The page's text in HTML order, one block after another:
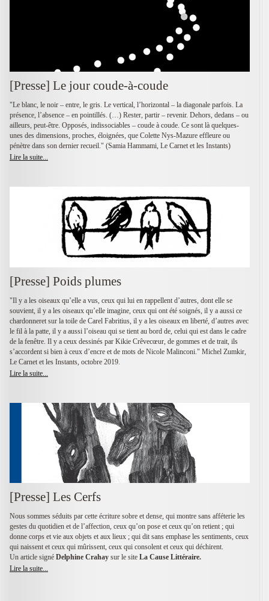
[Presse] Le jour coude-à-coude
"Le blanc, le noir – entre, le gris. Le vertical, l’horizontal – la diagonale parfois. La
présence, l’absence – en pointillés. (…) Rester, partir – revenir. Dehors, dedans – ou
ailleurs, peut-être. Opposés, indissociables – coude à coude. Ce sont là quelques-
unes des dimensions, proches, éloignées, que Colette Nys-Mazure effleure ou
pénètre dans son dernier recueil." (Samia Hammami, Le Carnet et les Instants)
Lire la suite...
[Presse] Poids plumes
"Il y a les oiseaux qu’elle a vus, ceux qui lui en rappellent d’autres, dont elle se
souvient, il y a les oiseaux qu’elle imagine, ceux qui ont été soignés, il y a aussi ce
chardonneret sur la toile de Carel Fabritius, il y a les oiseaux en liberté, d’autres avec
le fil à la patte, il y a aussi l’oiseau qui se tient au bord de, celui qui est dans le cadre
de la fenêtre. Il y a ceux dessinés par Kikie Crêvecœur, de gommes et de trait, ils
s’accordent si bien à ceux d’encre et de mots de Nicole Malinconi." Michel Zumkir,
Le Carnet et les Instants, octobre 2019.
Lire la suite...
[Presse] Les Cerfs
Nous sommes séduits par cette écriture sobre et dense, qui montre sans afféterie les
gestes du quotidien et de l’affection, ceux qu’on pose et ceux qu’on retient ; qui
donne corps et vie aux objets et aux lieux ; qui dit sans emphase les sentiments, ceux
qui naissent et ceux qui mûrissent, ceux qui consolent et ceux qui déchirent.
Un article signé Delphine Crahay sur le site La Cause Littéraire.
Lire la suite...